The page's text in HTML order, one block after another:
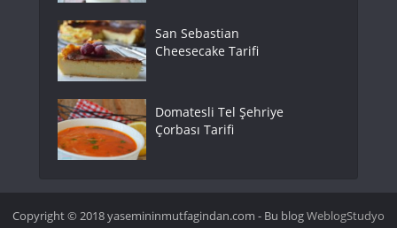
San Sebastian
Cheesecake Tarifi
Domatesli Tel Şehriye
Çorbası Tarifi
Copyright © 2018 yasemininmutfagindan.com - Bu blogWeblogStudyo